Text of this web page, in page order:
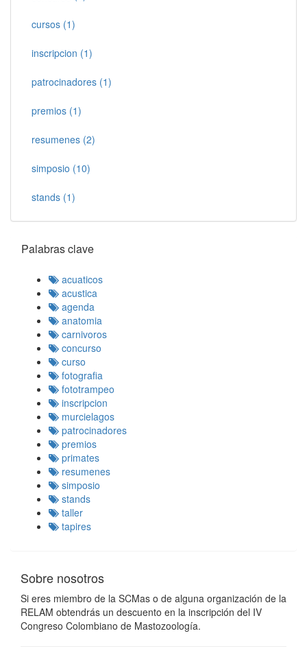
cursos (1)
inscripcion (1)
patrocinadores (1)
premios (1)
resumenes (2)
simposio (10)
stands (1)
Palabras clave
acuaticos
acustica
agenda
anatomia
carnivoros
concurso
curso
fotografia
fototrampeo
inscripcion
murcielagos
patrocinadores
premios
primates
resumenes
simposio
stands
taller
tapires
Sobre nosotros
Si eres miembro de la SCMas o de alguna organización de la
RELAM obtendrás un descuento en la inscripción del IV
Congreso Colombiano de Mastozoología.